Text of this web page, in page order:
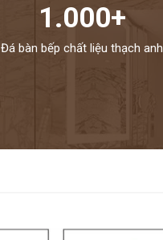
1.000+
Đá bàn bếp chất liệu thạch anh